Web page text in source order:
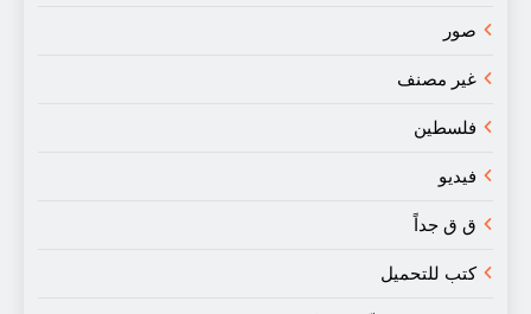
صور
غير مصنف
فلسطين
فيديو
ق ق جداً
كتب للتحميل